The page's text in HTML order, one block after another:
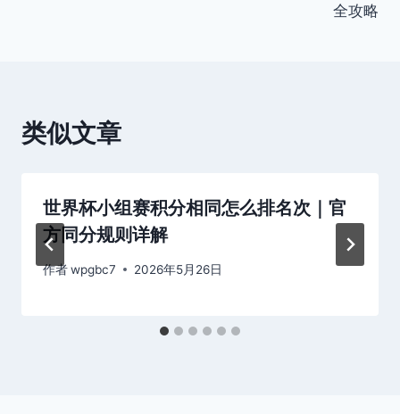
全攻略
类似文章
世界杯小组赛积分相同怎么排名次｜官
方同分规则详解
作者wpgbc7 2026年5月26日